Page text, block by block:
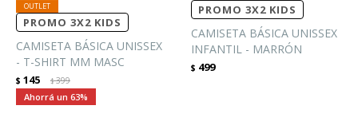
PROMO 3X2 KIDS
CAMISETA BÁSICA UNISSEX
- T-SHIRT MM MASC
$ 145 $399
63
PROMO 3X2 KIDS
CAMISETA BÁSICA UNISSEX
INFANTIL - MARRÓN
$ 499